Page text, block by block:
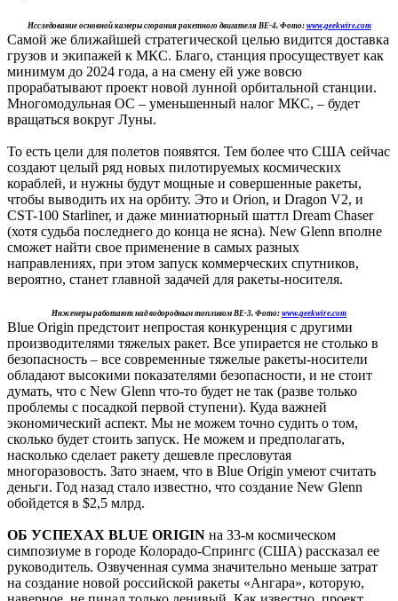
Исследование основной камеры сгорания ракетного двигателя BE-4. Фото: www.geekwire.com
Самой же ближайшей стратегической целью видится доставка
грузов и экипажей к МКС. Благо, станция просуществует как
минимум до 2024 года, а на смену ей уже вовсю
прорабатывают проект новой лунной орбитальной станции.
Многомодульная ОС – уменьшенный налог МКС, – будет
вращаться вокруг Луны.
То есть цели для полетов появятся. Тем более что США сейчас
создают целый ряд новых пилотируемых космических
кораблей, и нужны будут мощные и совершенные ракеты,
чтобы выводить их на орбиту. Это и Orion, и Dragon V2, и
CST-100 Starliner, и даже миниатюрный шаттл Dream Chaser
(хотя судьба последнего до конца не ясна). New Glenn вполне
сможет найти свое применение в самых разных
направлениях, при этом запуск коммерческих спутников,
вероятно, станет главной задачей для ракеты-носителя.
Инженеры работают над водородным топливом BE-3. Фото: www.geekwire.com
Blue Origin предстоит непростая конкуренция с другими
производителями тяжелых ракет. Все упирается не столько в
безопасность – все современные тяжелые ракеты-носители
обладают высокими показателями безопасности, и не стоит
думать, что с New Glenn что-то будет не так (разве только
проблемы с посадкой первой ступени). Куда важней
экономический аспект. Мы не можем точно судить о том,
сколько будет стоить запуск. Не можем и предполагать,
насколько сделает ракету дешевле пресловутая
многоразовость. Зато знаем, что в Blue Origin умеют считать
деньги. Год назад стало известно, что создание New Glenn
обойдется в $2,5 млрд.
ОБ УСПЕХАХ BLUE ORIGIN на 33-м космическом
симпозиуме в городе Колорадо-Спрингс (США) рассказал ее
руководитель. Озвученная сумма значительно меньше затрат
на создание новой российской ракеты «Ангара», которую,